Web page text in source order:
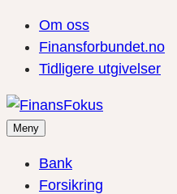
Om oss
Finansforbundet.no
Tidligere utgivelser
Meny
Bank
Forsikring